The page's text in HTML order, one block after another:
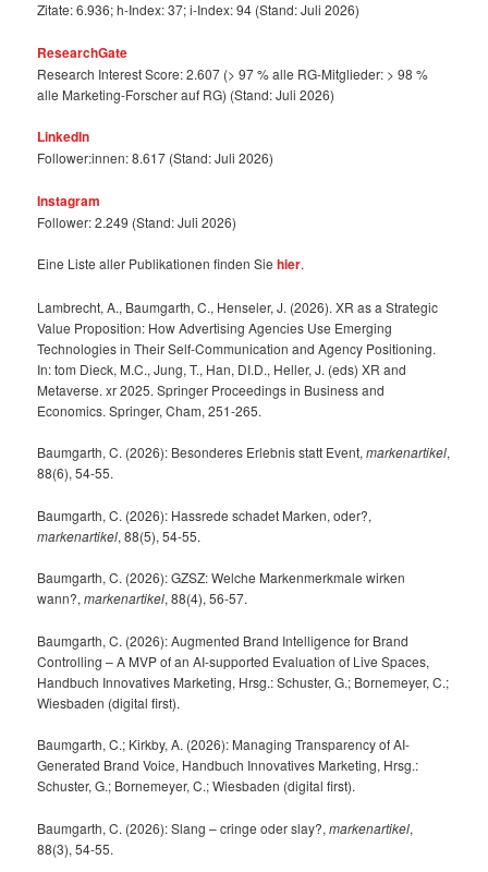
Zitate: 6.936; h-Index: 37; i-Index: 94 (Stand: Juli 2026)
ResearchGate
Research Interest Score: 2.607 (> 97 % alle RG-Mitglieder: > 98 %
alle Marketing-Forscher auf RG) (Stand: Juli 2026)
LinkedIn
Follower:innen: 8.617 (Stand: Juli 2026)
Instagram
Follower: 2.249 (Stand: Juli 2026)
Eine Liste aller Publikationen finden Siehier.
Lambrecht, A., Baumgarth, C., Henseler, J. (2026). XR as a Strategic
Value Proposition: How Advertising Agencies Use Emerging
Technologies in Their Self-Communication and Agency Positioning.
In: tom Dieck, M.C., Jung, T., Han, DI.D., Heller, J. (eds) XR and
Metaverse. xr 2025. Springer Proceedings in Business and
Economics. Springer, Cham, 251-265.
Baumgarth, C. (2026): Besonderes Erlebnis statt Event,markenartikel,
88(6), 54-55.
Baumgarth, C. (2026): Hassrede schadet Marken, oder?,
markenartikel, 88(5), 54-55.
Baumgarth, C. (2026): GZSZ: Welche Markenmerkmale wirken
wann?,markenartikel, 88(4), 56-57.
Baumgarth, C. (2026): Augmented Brand Intelligence for Brand
Controlling – A MVP of an AI-supported Evaluation of Live Spaces,
Handbuch Innovatives Marketing, Hrsg.: Schuster, G.; Bornemeyer, C.;
Wiesbaden (digital first).
Baumgarth, C.; Kirkby, A. (2026): Managing Transparency of AI-
Generated Brand Voice, Handbuch Innovatives Marketing, Hrsg.:
Schuster, G.; Bornemeyer, C.; Wiesbaden (digital first).
Baumgarth, C. (2026): Slang – cringe oder slay?,markenartikel,
88(3), 54-55.